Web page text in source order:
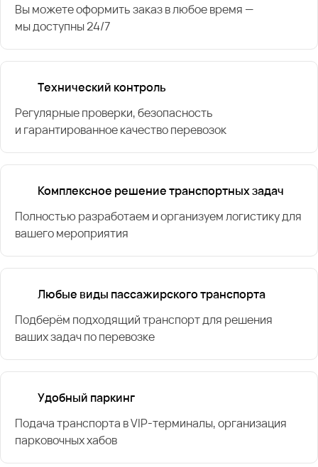
Вы можете оформить заказ в любое время —
мы доступны 24/7
Технический контроль
Регулярные проверки, безопасность
и гарантированное качество перевозок
Комплексное решение транспортных задач
Полностью разработаем и организуем логистику для
вашего мероприятия
Любые виды пассажирского транспорта
Подберём подходящий транспорт для решения
ваших задач по перевозке
Удобный паркинг
Подача транспорта в VIP-терминалы, организация
парковочных хабов